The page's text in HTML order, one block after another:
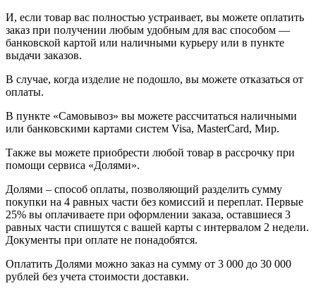
И, если товар вас полностью устраивает, вы можете оплатить
заказ при получении любым удобным для вас способом —
банковской картой или наличными курьеру или в пункте
выдачи заказов.
В случае, когда изделие не подошло, вы можете отказаться от
оплаты.
В пункте «Самовывоз» вы можете рассчитаться наличными
или банковскими картами систем Visa, MasterCard, Мир.
Также вы можете приобрести любой товар в рассрочку при
помощи сервиса «Долями».
Долями – способ оплаты, позволяющий разделить сумму
покупки на 4 равных части без комиссий и переплат. Первые
25% вы оплачиваете при оформлении заказа, оставшиеся 3
равных части спишутся с вашей карты с интервалом 2 недели.
Документы при оплате не понадобятся.
Оплатить Долями можно заказ на сумму от 3 000 до 30 000
рублей без учета стоимости доставки.